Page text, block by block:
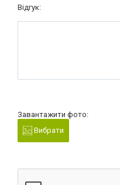
Відгук:
Завантажити фото:
Вибрати